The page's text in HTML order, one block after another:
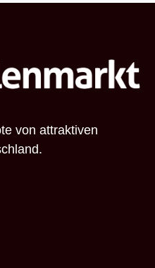
von attraktiven